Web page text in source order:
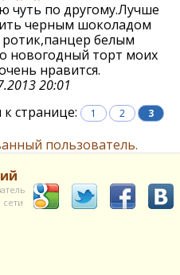
чуть по другому.Лучше
черным шоколадом
ротик,панцер белым
новогодный торт моих
нравится.
20:01
странице:
1 2 3
пользователь.